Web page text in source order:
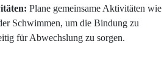
Plane gemeinsame Aktivitäten wie
Schwimmen, um die Bindung zu
für Abwechslung zu sorgen.